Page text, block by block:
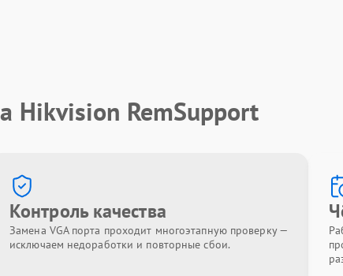
Hikvision RemSupport
Контроль качества
Замена VGA порта проходит многоэтапную проверку —
исключаем недоработки и повторные сбои.